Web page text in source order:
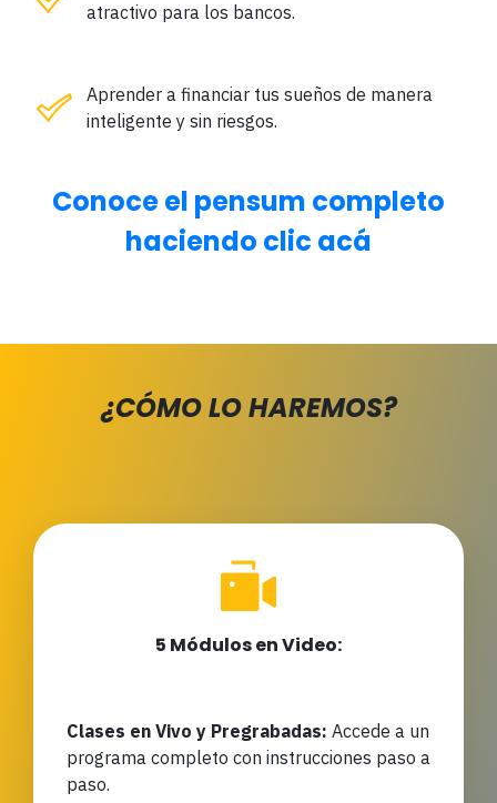
atractivo para los bancos.
Aprender a financiar tus sueños de manera
inteligente y sin riesgos.
Conoce el pensum completo
haciendo clic acá
¿CÓMO LO HAREMOS?
5 Módulos en Video:
Clases en Vivo y Pregrabadas: Accede a un
programa completo con instrucciones paso a
paso.